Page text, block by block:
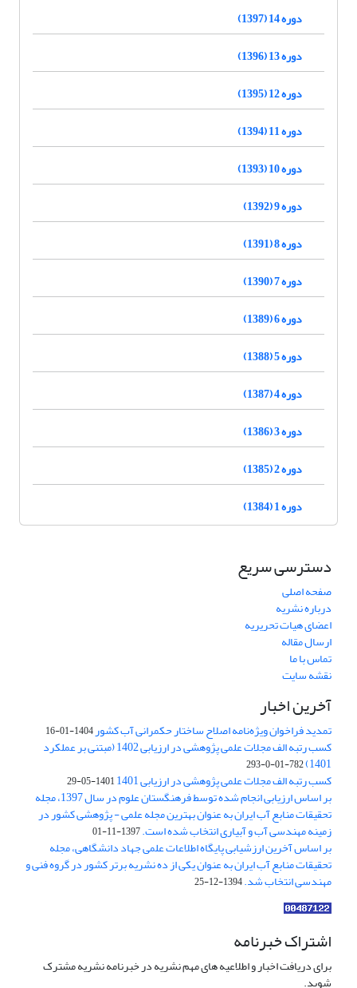
دوره 14 (1397)
دوره 13 (1396)
دوره 12 (1395)
دوره 11 (1394)
دوره 10 (1393)
دوره 9 (1392)
دوره 8 (1391)
دوره 7 (1390)
دوره 6 (1389)
دوره 5 (1388)
دوره 4 (1387)
دوره 3 (1386)
دوره 2 (1385)
دوره 1 (1384)
دسترسی سریع
صفحه اصلی
درباره نشریه
اعضای هیات تحریریه
ارسال مقاله
تماس با ما
نقشه سایت
آخرین اخبار
تمدید فراخوان ویژه‌نامه اصلاح ساختار حکمرانی آب کشور1404-01-16
کسب رتبه الف مجلات علمی پژوهشی در ارزیابی 1402 (مبتنی بر عملکرد
1401)
782-01-0-293
کسب رتبه الف مجلات علمی پژوهشی در ارزیابی 1401 1401-05-29
بر اساس ارزیابی انجام شده توسط فرهنگستان علوم در سال 1397، مجله
تحقیقات منابع آب ایران به عنوان بهترین مجله علمی - پژوهشی کشور در
زمینه مهندسی آب و آبیاری انتخاب شده است.1397-11-01
بر اساس آخرین ارزشیابی پایگاه اطلاعات علمی جهاد دانشگاهی، مجله
تحقیقات منابع آب ایران به عنوان یکی از ده نشریه برتر کشور در گروه فنی و
مهندسی انتخاب شد.1394-12-25
اشتراک خبرنامه
برای دریافت اخبار و اطلاعیه های مهم نشریه در خبرنامه نشریه مشترک
شوید.